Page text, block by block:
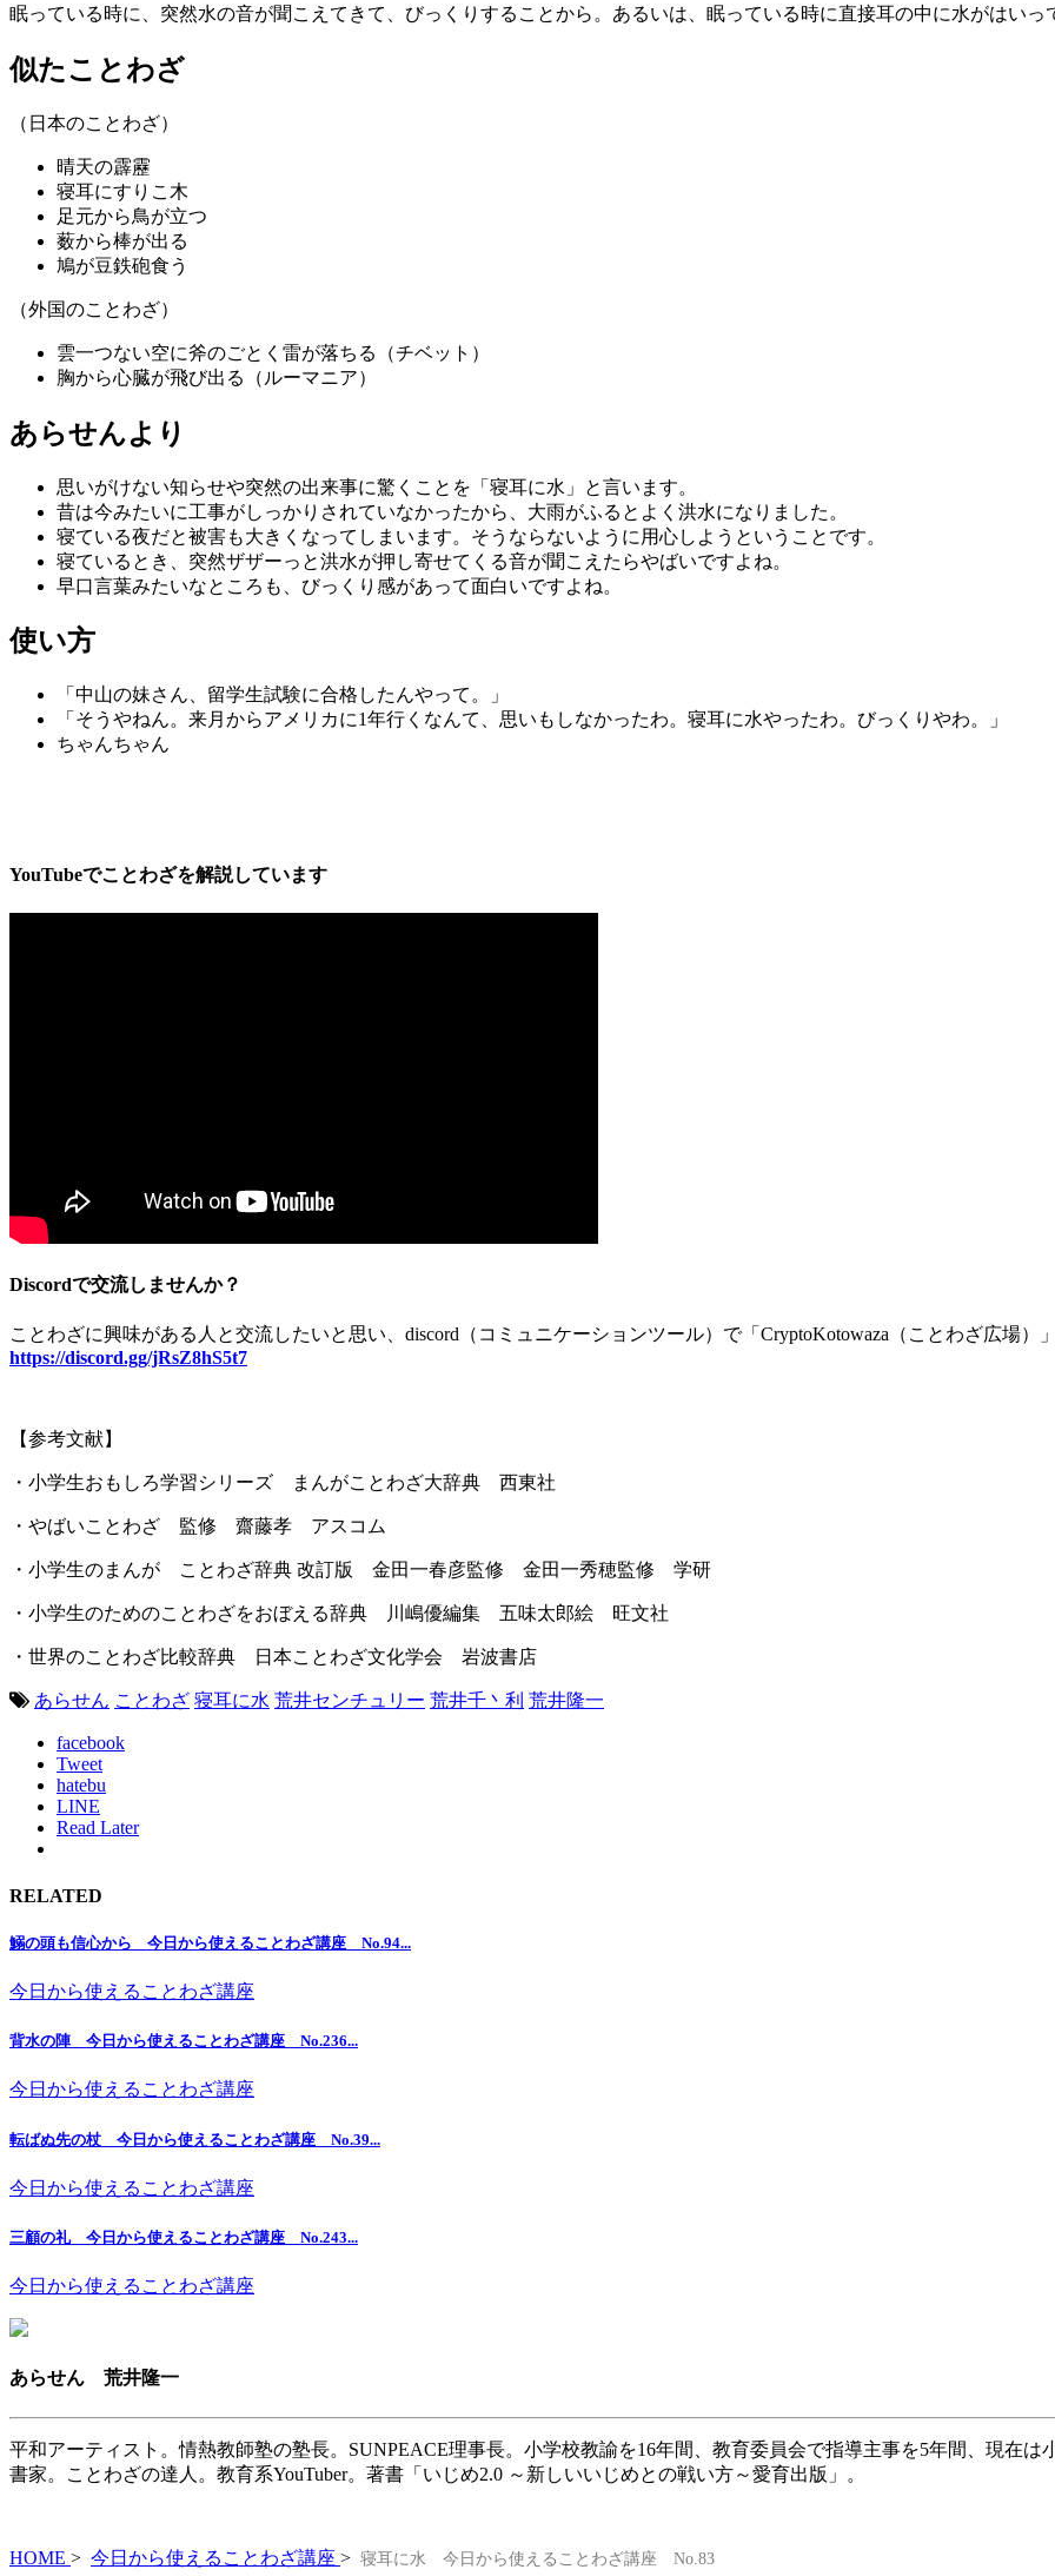
眠っている時に、突然水の音が聞こえてきて、びっくりすることから。あるいは、眠っている時に直接耳の中に水がはいっ
似たことわざ
（日本のことわざ）
晴天の霹靂
寝耳にすりこ木
足元から鳥が立つ
薮から棒が出る
鳩が豆鉄砲食う
（外国のことわざ）
雲一つない空に斧のごとく雷が落ちる（チベット）
胸から心臓が飛び出る（ルーマニア）
あらせんより
思いがけない知らせや突然の出来事に驚くことを「寝耳に水」と言います。
昔は今みたいに工事がしっかりされていなかったから、大雨がふるとよく洪水になりました。
寝ている夜だと被害も大きくなってしまいます。そうならないように用心しようということです。
寝ているとき、突然ザザーっと洪水が押し寄せてくる音が聞こえたらやばいですよね。
早口言葉みたいなところも、びっくり感があって面白いですよね。
使い方
「中山の妹さん、留学生試験に合格したんやって。」
「そうやねん。来月からアメリカに1年行くなんて、思いもしなかったわ。寝耳に水やったわ。びっくりやわ。」
ちゃんちゃん
YouTubeでことわざを解説しています
Discordで交流しませんか？
ことわざに興味がある人と交流したいと思い、 discord （コミュニケーションツール）で「 CryptoKotowaza （ことわざ広場）
https://discord.gg/jRsZ8hS5t7
【参考文献】
・小学生おもしろ学習シリーズ まんがことわざ大辞典 西東社
・やばいことわざ 監修 齋藤孝 アスコム
・小学生のまんが ことわざ辞典 改訂版 金田一春彦監修 金田一秀穂監修 学研
・小学生のためのことわざをおぼえる辞典 川嶋優編集 五味太郎絵 旺文社
・世界のことわざ比較辞典 日本ことわざ文化学会 岩波書店
あらせん ことわざ 寝耳に水 荒井センチュリー 荒井千丶利 荒井隆一
facebook
Tweet
hatebu
LINE
Read Later
RELATED
鰯の頭も信心から 今日から使えることわざ講座 No.94...
今日から使えることわざ講座
背水の陣 今日から使えることわざ講座 No.236...
今日から使えることわざ講座
転ばぬ先の杖 今日から使えることわざ講座 No.39...
今日から使えることわざ講座
三顧の礼 今日から使えることわざ講座 No.243...
今日から使えることわざ講座
あらせん 荒井隆一
平和アーティスト。情熱教師塾の塾長。SUNPEACE理事長。小学校教諭を16年間、教育委員会で指導主事を5年間、現在は
書家。ことわざの達人。教育系YouTuber。著書「いじめ2.0 ～新しいいじめとの戦い方～愛育出版」。
HOME > 今日から使えることわざ講座 > 寝耳に水 今日から使えることわざ講座 No.83